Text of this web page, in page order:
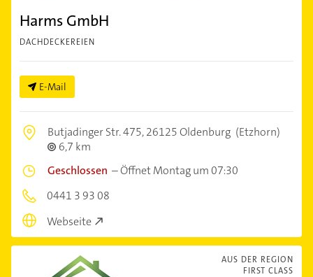
Harms GmbH
DACHDECKEREIEN
E-Mail
Butjadinger Str. 475,26125 Oldenburg (Etzhorn)
6,7 km
Geschlossen –Öffnet Montag um 07:30
0441 3 93 08
Webseite
AUS DER REGION
FIRST CLASS